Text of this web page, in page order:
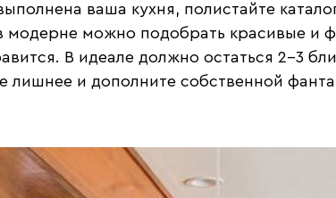
ваша кухня, полистайте
модерне можно подобрать красивые и
В идеале должно остаться 2-3
лишнее и дополните собственной